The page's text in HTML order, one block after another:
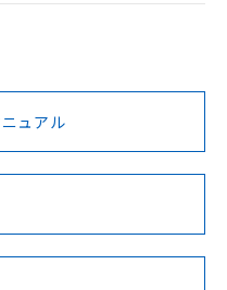
登録
く前に、以下を必ずお読
ュアル